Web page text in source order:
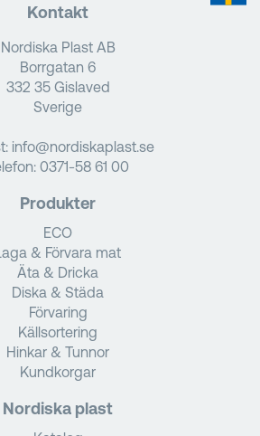
Kontakt
Nordiska Plast AB
Borrgatan 6
332 35 Gislaved
Sverige
info@nordiskaplast.se
0371-58 61 00
Produkter
ECO
& Förvara mat
Äta & Dricka
Diska & Städa
Förvaring
Källsortering
Hinkar & Tunnor
Kundkorgar
Nordiska plast